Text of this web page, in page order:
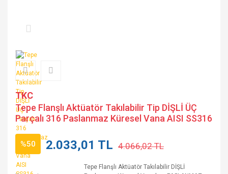
TKC
Tepe Flanşlı Aktüatör Takılabilir Tip DİŞLİ ÜÇ
Parçalı 316 Paslanmaz Küresel Vana AISI SS316
%50 2.033,01 TL 4.066,02 TL
Tepe Flanşlı Aktüatör Takılabilir DİŞLİ